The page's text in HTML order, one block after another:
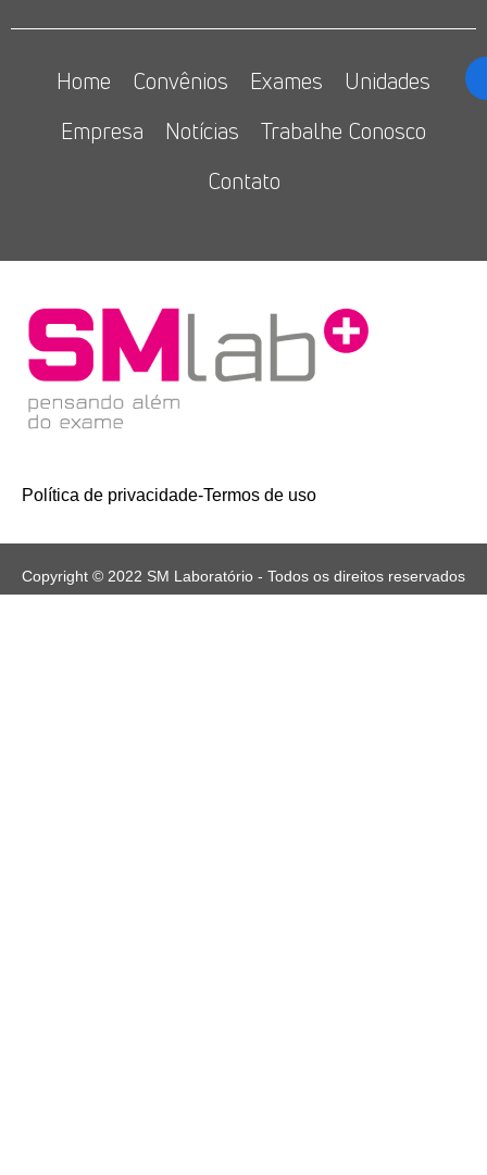
Home Convênios Exames
Unidades
Empresa
Notícias
Trabalhe Conosco
Contato
Política de privacidade-Termos de uso
Copyright © 2022 SM Laboratório - Todos os direitos reservados